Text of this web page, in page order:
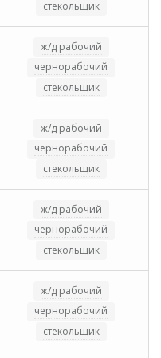
стекольщик
ж/д рабочий
чернорабочий
стекольщик
ж/д рабочий
чернорабочий
стекольщик
ж/д рабочий
чернорабочий
стекольщик
ж/д рабочий
чернорабочий
стекольщик